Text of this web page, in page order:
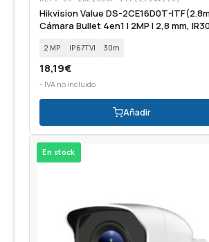
Hikvision Value DS-2CE16D0T-
Cámara Bullet 4en1 | 2MP | 2,8 mm,
2 MP IP67TVI 30m
18,19€
- IVA no incluido
Añadir
En stock